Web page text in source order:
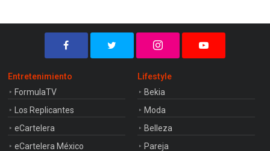
Entretenimiento
FormulaTV
Los Replicantes
eCartelera
eCartelera México
Lifestyle
Bekia
Moda
Belleza
Pareja